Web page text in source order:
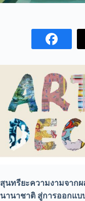
สุนทรียะความงามจาก
นานาชาติ สู่การออกแ